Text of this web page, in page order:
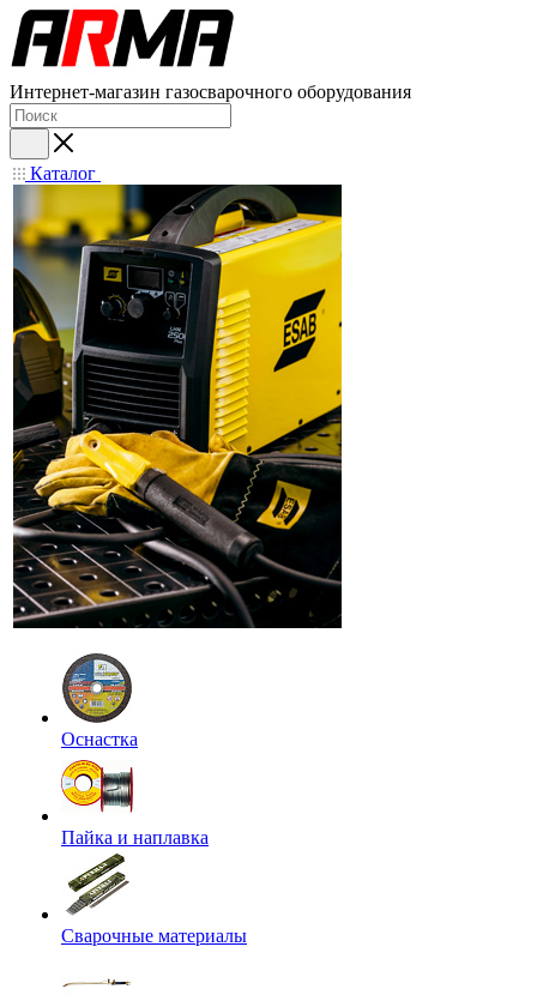
Интернет-магазин газосварочного оборудования
Каталог
Оснастка
Пайка и наплавка
Сварочные материалы